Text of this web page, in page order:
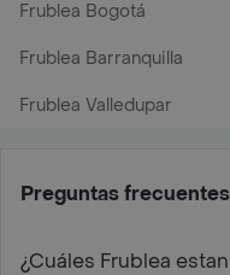
Frublea Bogotá
Frublea Barranquilla
Frublea Valledupar
Preguntas frecuentes
¿Cuáles Frublea